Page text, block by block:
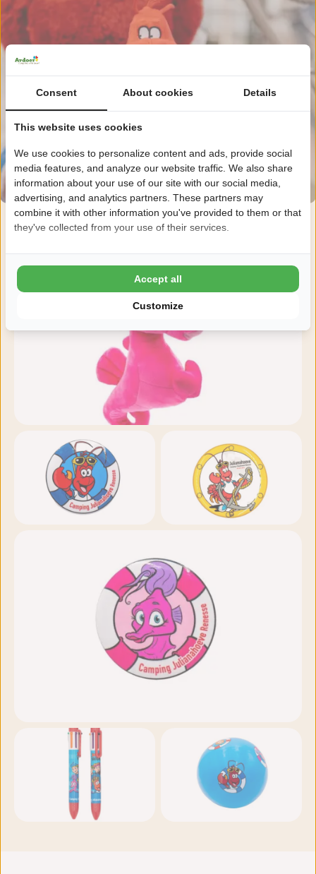
Consent About cookies Details
This website uses cookies
We use cookies to personalize content and ads, provide social
media features, and analyze our website traffic. We also share
information about your use of our site with our social media,
advertising, and analytics partners. These partners may
combine it with other information you've provided to them or that
they've collected from your use of their services.
Customize
Accept all